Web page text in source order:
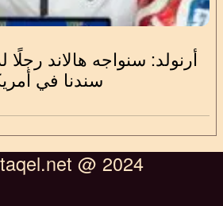
أرنولد: سنواجه هالاند رجلًا
سندنا في
@ 2024